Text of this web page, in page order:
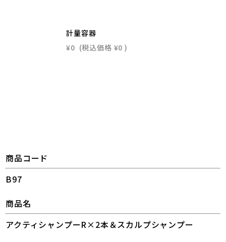
計量容器
¥0 (税込価格 ¥0 )
商品コード
B97
商品名
アクティシャンプーR×2本＆スカルプシャンプー